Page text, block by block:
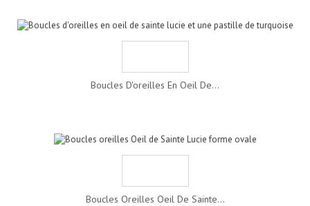
Boucles D'oreilles En Oeil De...
Boucles Oreilles Oeil De Sainte...